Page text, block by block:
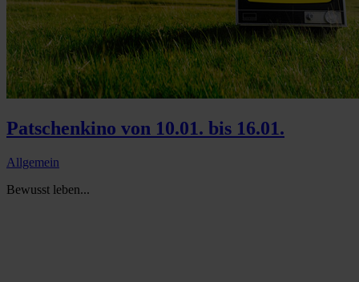
Patschenkino von 10.01. bis 16.01.
Allgemein
Bewusst leben...